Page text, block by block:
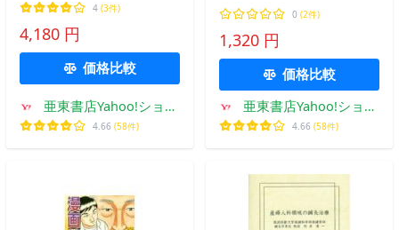
4 (3件)
4,180 円
価格比較
亜東書店Yahoo!ショッ
プ
4.66 (58件)
0 (2件)
1,320 円
価格比較
亜東書店Yahoo!ショッ
プ
4.66 (58件)